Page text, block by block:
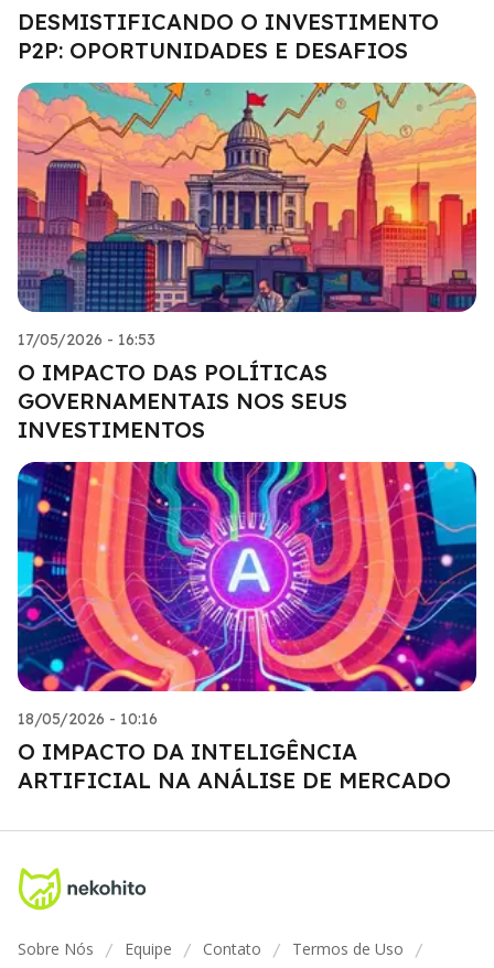
DESMISTIFICANDO O INVESTIMENTO
P2P: OPORTUNIDADES E DESAFIOS
17/05/2026 - 16:53
O IMPACTO DAS POLÍTICAS
GOVERNAMENTAIS NOS SEUS
INVESTIMENTOS
18/05/2026 - 10:16
O IMPACTO DA INTELIGÊNCIA
ARTIFICIAL NA ANÁLISE DE MERCADO
Sobre Nós / Equipe / Contato / Termos de Uso /